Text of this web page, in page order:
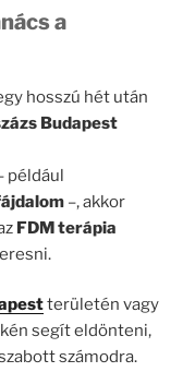
a
hosszú hét után
Budapest
például
–, akkor
FDM terápia
területén vagy
segít eldönteni,
számodra.